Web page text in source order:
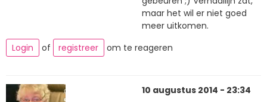
maar het wil er niet goed
meer uitkomen.
Login
of registreer om te reageren
10 augustus 2014 - 23:34